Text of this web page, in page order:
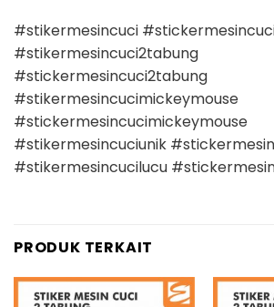
#stikermesincuci
#stikermesincuci2tabung
#stickermesincuci2tabung
#stikermesincucimickeymouse
#stickermesincucimickeymouse
#stikermesincuciunik
#stikermesincucilucu
PRODUK TERKAIT